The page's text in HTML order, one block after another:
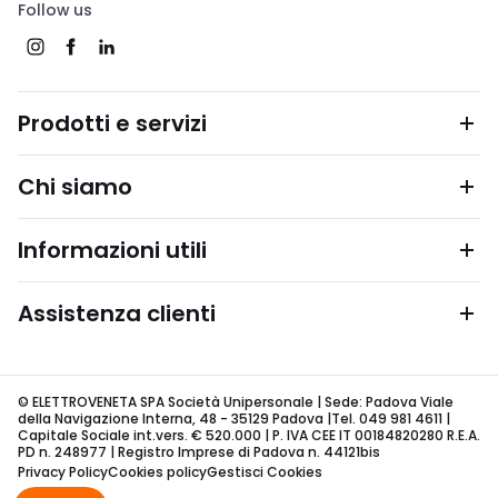
Follow us
Prodotti e servizi
Chi siamo
Informazioni utili
Assistenza clienti
© ELETTROVENETA SPA Società Unipersonale | Sede: Padova Viale
della Navigazione Interna, 48 - 35129 Padova |Tel. 049 981 4611 |
Capitale Sociale int.vers. € 520.000 | P. IVA CEE IT 00184820280 R.E.A.
PD n. 248977 | Registro Imprese di Padova n. 44121bis
Privacy PolicyCookies policyGestisci Cookies